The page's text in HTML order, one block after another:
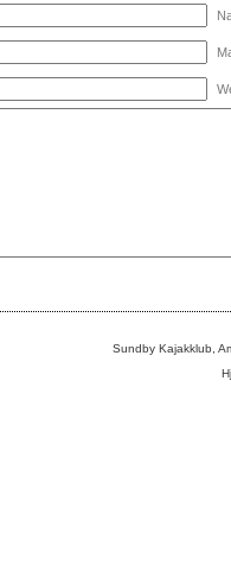
Sundby Kajakklub,